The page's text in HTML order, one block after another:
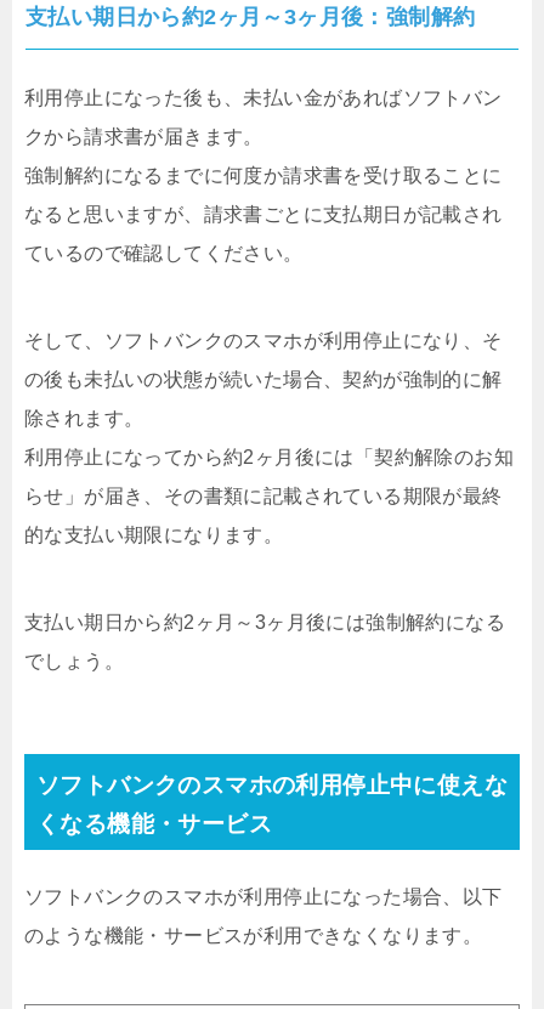
支払い期日から約2ヶ月～3ヶ月後：強制解約
利用停止になった後も、未払い金があればソフトバン
クから請求書が届きます。
強制解約になるまでに何度か請求書を受け取ることに
なると思いますが、請求書ごとに支払期日が記載され
ているので確認してください。
そして、ソフトバンクのスマホが利用停止になり、そ
の後も未払いの状態が続いた場合、契約が強制的に解
除されます。
利用停止になってから約2ヶ月後には「契約解除のお知
らせ」が届き、その書類に記載されている期限が最終
的な支払い期限になります。
支払い期日から約2ヶ月～3ヶ月後には強制解約になる
でしょう。
ソフトバンクのスマホの利用停止中に使えな
くなる機能・サービス
ソフトバンクのスマホが利用停止になった場合、以下
のような機能・サービスが利用できなくなります。